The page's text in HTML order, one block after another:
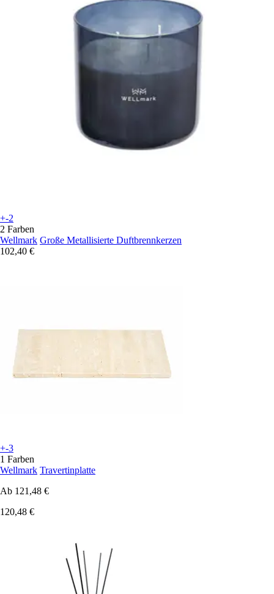
+-2
2 Farben
Wellmark Große Metallisierte Duftbrennkerzen
102,40 €
+-3
1 Farben
Wellmark Travertinplatte
Ab 121,48 €
120,48 €